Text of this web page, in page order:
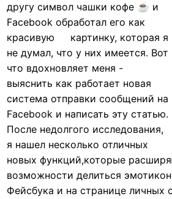
другу символ чашки кофе ☕ и
Facebook обработал его как
красивую
картинку, которая я
не думал, что у них имеется. Вот
что вдохновляет меня -
выяснить как работает новая
система отправки сообщений на
Facebook и написать эту статью.
После недолгого исследования,
я нашел несколько отличных
новых функций,которые
возможности делиться
Фейсбука и на странице личных